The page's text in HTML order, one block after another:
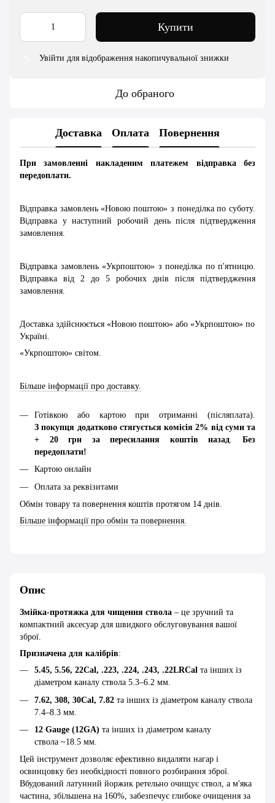
Купити
Увійти для відображення накопичувальної знижки
До обраного
Доставка Оплата Повернення
При замовленні накладеним платежем відправка без
передоплати.
Відправка замовлень «Новою поштою» з понеділка по суботу.
Відправка у наступний робочий день після підтвердження
замовлення.
Відправка замовлень «Укрпоштою» з понеділка по п'ятницю.
Відправка від 2 до 5 робочих днів після підтвердження
замовлення.
Доставка здійснюється «Новою поштою» або «Укрпоштою» по
Україні.
«Укрпоштою» світом.
Більше інформації про доставку.
Готівкою або картою при отриманні (післяплата).
З покупця додатково стягується комісія 2% від суми та
+ 20 грн за пересилання коштів назад.Без
передоплати!
Картою онлайн
Оплата за реквізитами
Обмін товару та повернення коштів протягом 14 днів.
Більше інформації про обмін та повернення.
Опис
Змійка-протяжка для чищення ствола – це зручний та
компактний аксесуар для швидкого обслуговування вашої
зброї.
Призначена для калібрів:
5.45, 5.56, 22Cal, .223, .224, .243, .22LRCal та інших із
діаметром каналу ствола 5.3–6.2 мм.
7.62, 308, 30Cal, 7.82 та інших із діаметром каналу ствола
7.4–8.3 мм.
12 Gauge (12GA) та інших із діаметром каналу
ствола ~18.5 мм.
Цей інструмент дозволяє ефективно видаляти нагар і
освинцовку без необхідності повного розбирання зброї.
Вбудований латунний йоржик ретельно очищує ствол, а м'яка
частина, збільшена на 160%, забезпечує глибоке очищення за